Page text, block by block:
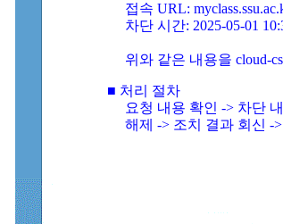
접속 URL:
차단 시간: 2025-05-01
위와 같은 내용을 cloud-
■ 처리 절차
요청 내용 확인 -> 차단
해제 -> 조치 결과 회신 -